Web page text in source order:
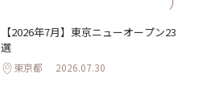
【2026年7月】東京ニューオープン23
選
東京都 2026.07.30